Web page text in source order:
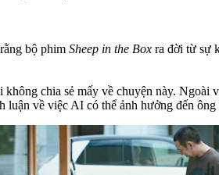
bộ phim Sheep in the Box ra đời từ sự
chia sẻ mấy về chuyện này. Ngoài
về việc AI có thể ảnh hưởng đến